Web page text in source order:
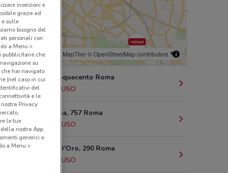
© MapTiler© OpenStreetMap contributors
P.Za Dei Cinquecento Roma
1.5 km
CHIUSO
Via Tiburtina, 757 Roma
3.3 km
CHIUSO
Via Conca D'Oro, 290 Roma
CHIUSO
inserzioni e
grazie ad
sulle
bisogno del
personali con
a Menu >
pubblicitarie che
su
hai navigato
(nel caso in cui
del
e le
Privacy
le tue
nostra App.
generici e
a Menu >